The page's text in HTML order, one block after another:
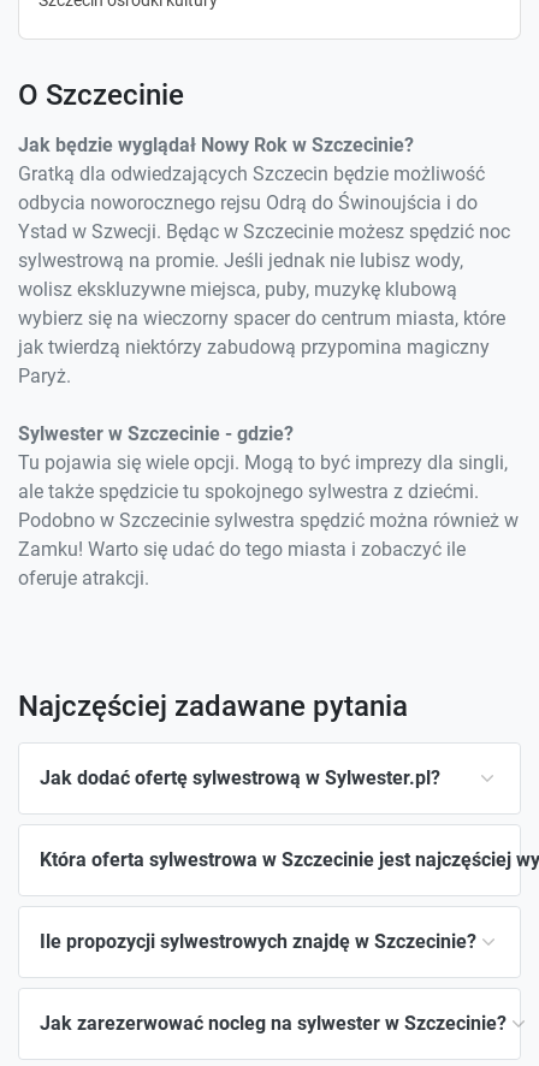
O Szczecinie
Jak będzie wyglądał Nowy Rok w Szczecinie?
Gratką dla odwiedzających Szczecin będzie możliwość
odbycia noworocznego rejsu Odrą do Świnoujścia i do
Ystad w Szwecji. Będąc w Szczecinie możesz spędzić noc
sylwestrową na promie. Jeśli jednak nie lubisz wody,
wolisz ekskluzywne miejsca, puby, muzykę klubową
wybierz się na wieczorny spacer do centrum miasta, które
jak twierdzą niektórzy zabudową przypomina magiczny
Paryż.
Sylwester w Szczecinie - gdzie?
Tu pojawia się wiele opcji. Mogą to być imprezy dla singli,
ale także spędzicie tu spokojnego sylwestra z dziećmi.
Podobno w Szczecinie sylwestra spędzić można również w
Zamku! Warto się udać do tego miasta i zobaczyć ile
oferuje atrakcji.
Najczęściej zadawane pytania
Jak dodać ofertę sylwestrową w Sylwester.pl?
Która oferta sylwestrowa w Szczecinie jest najczęściej
Ile propozycji sylwestrowych znajdę w Szczecinie?
Jak zarezerwować nocleg na sylwester w Szczecinie?